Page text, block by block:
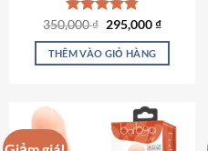
Được xếp
hạng4.79
5 sao
350,000₫ Giá
là:
350,000 ₫.
295,000₫Giá
tại
THÊM VÀO GIỎ HÀNG